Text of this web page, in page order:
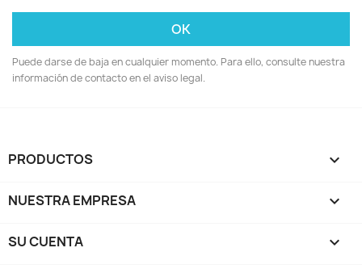
Puede darse de baja en cualquier momento. Para ello, consulte nuestra
información de contacto en el aviso legal.
PRODUCTOS 
NUESTRA EMPRESA 
SU CUENTA 